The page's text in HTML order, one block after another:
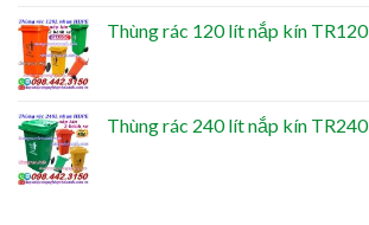
Thùng rác 120 lít nắp kín TR120
Thùng rác 240 lít nắp kín TR240